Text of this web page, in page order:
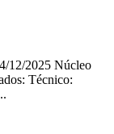
12/2025 Núcleo
Técnico: